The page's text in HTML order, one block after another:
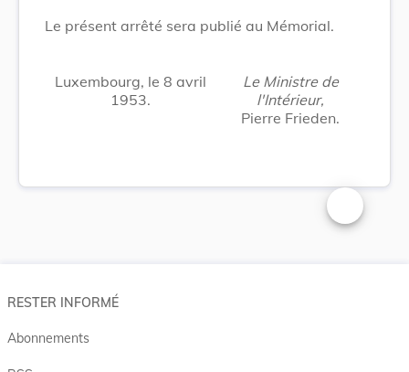
Le présent arrêté sera publié au Mémorial.
Luxembourg, le 8 avril
1953.
Le Ministre de
l'Intérieur,
Pierre Frieden.
Changer la
RESTER INFORMÉ
Abonnements